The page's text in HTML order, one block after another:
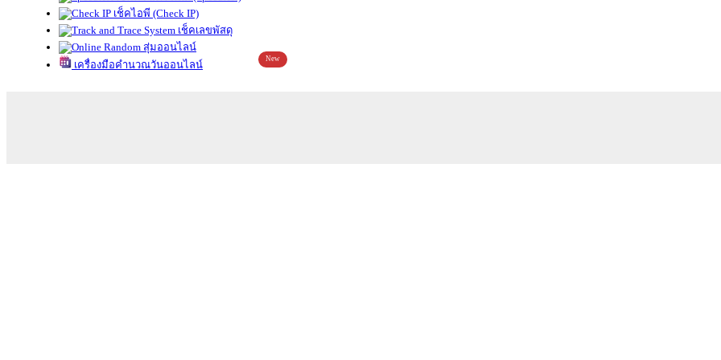
เช็คไอพี (Check IP)
เช็คเลขพัสดุ
สุ่มออนไลน์
เครื่องมือคำนวณวันออนไลน์
New